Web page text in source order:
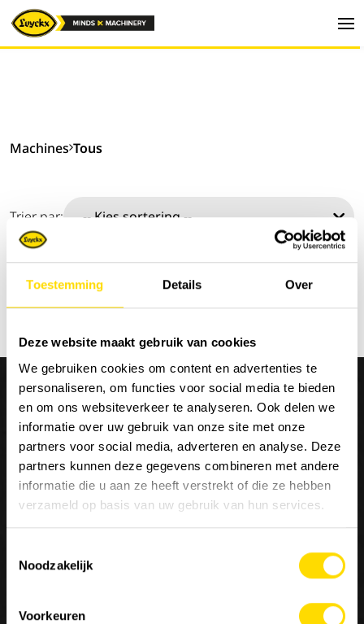
Toestemming Details Over
Deze website maakt gebruik van cookies
We gebruiken cookies om content en advertenties te
personaliseren, om functies voor social media te bieden
en om ons websiteverkeer te analyseren. Ook delen we
informatie over uw gebruik van onze site met onze
partners voor social media, adverteren en analyse. Deze
partners kunnen deze gegevens combineren met andere
informatie die u aan ze heeft verstrekt of die ze hebben
verzameld op basis van uw gebruik van hun services.
Noodzakelijk
Voorkeuren
Machines Tous
Trier par:
Nous sommesLuyckx, Minds & Machinery.
Depuis 1952, Luyckx est reconnu comme le spécialiste de
l’agriculture. Luyckx ne distribue que des marques hors
la construction pour les applications spéciales.